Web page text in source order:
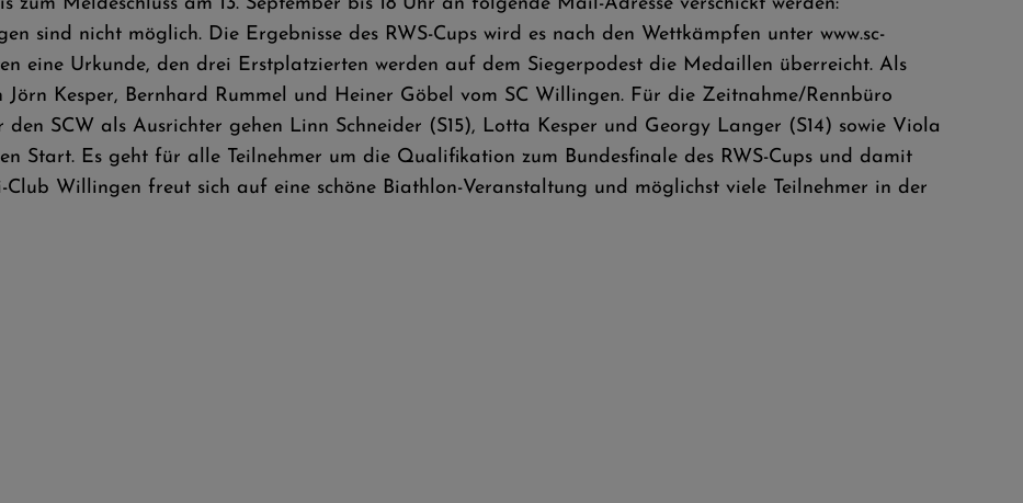
sind nicht möglich. Die Ergebnisse des RWS-Cups wird es nach den Wettkämpfen unter www.sc-
eine Urkunde, den drei Erstplatzierten werden auf dem Siegerpodest die Medaillen überreicht. Als
Jörn Kesper, Bernhard Rummel und Heiner Göbel vom SC Willingen. Für die Zeitnahme/Rennbüro
SCW als Ausrichter gehen Linn Schneider (S15), Lotta Kesper und Georgy Langer (S14) sowie Viola
Start. Es geht für alle Teilnehmer um die Qualifikation zum Bundesfinale des RWS-Cups und damit
Club Willingen freut sich auf eine schöne Biathlon-Veranstaltung und möglichst viele Teilnehmer in der